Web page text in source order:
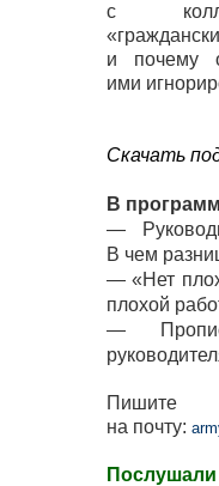
с
и почему
ими
Скачать
В
—
В чем
— «Нет
плохой
—
на почту: